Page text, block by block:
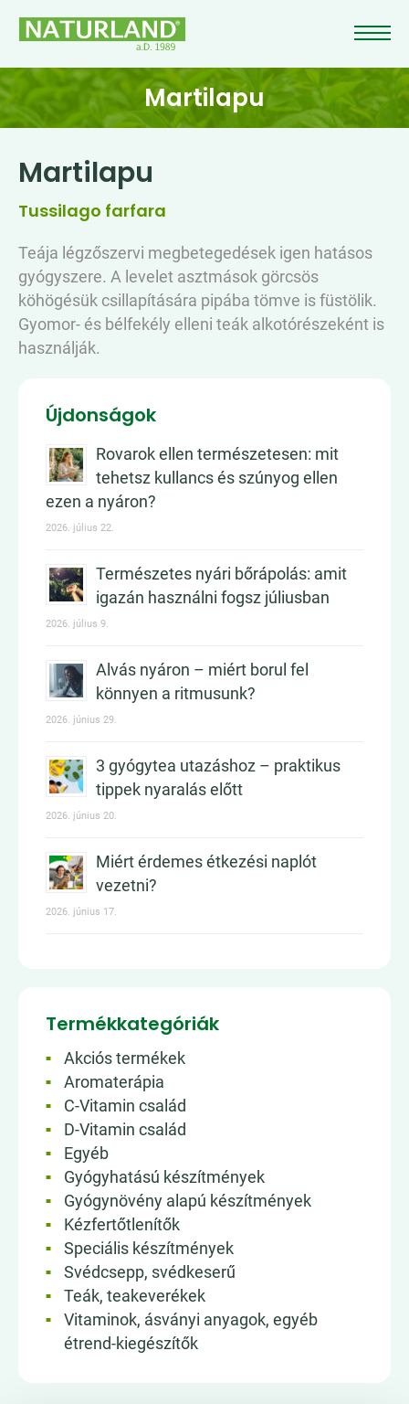
Martilapu
Martilapu
Tussilago farfara
Teája légzőszervi megbetegedések igen hatásos
gyógyszere. A levelet asztmások görcsös
köhögésük csillapítására pipába tömve is füstölik.
Gyomor- és bélfekély elleni teák alkotórészeként is
használják.
Újdonságok
Rovarok ellen természetesen: mit
tehetsz kullancs és szúnyog ellen
ezen a nyáron?
2026. július 22.
Természetes nyári bőrápolás: amit
igazán használni fogsz júliusban
2026. július 9.
Alvás nyáron – miért borul fel
könnyen a ritmusunk?
2026. június 29.
3 gyógytea utazáshoz – praktikus
tippek nyaralás előtt
2026. június 20.
Miért érdemes étkezési naplót
vezetni?
2026. június 17.
Termékkategóriák
Akciós termékek
Aromaterápia
C-Vitamin család
D-Vitamin család
Egyéb
Gyógyhatású készítmények
Gyógynövény alapú készítmények
Kézfertőtlenítők
Speciális készítmények
Svédcsepp, svédkeserű
Teák, teakeverékek
Vitaminok, ásványi anyagok, egyéb
étrend-kiegészítők